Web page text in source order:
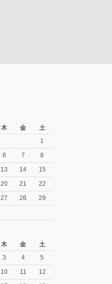
木 金
土
1
6 7
8
13 14
15
20 21
22
27 28
29
木 金
土
3 4
5
10 11
12